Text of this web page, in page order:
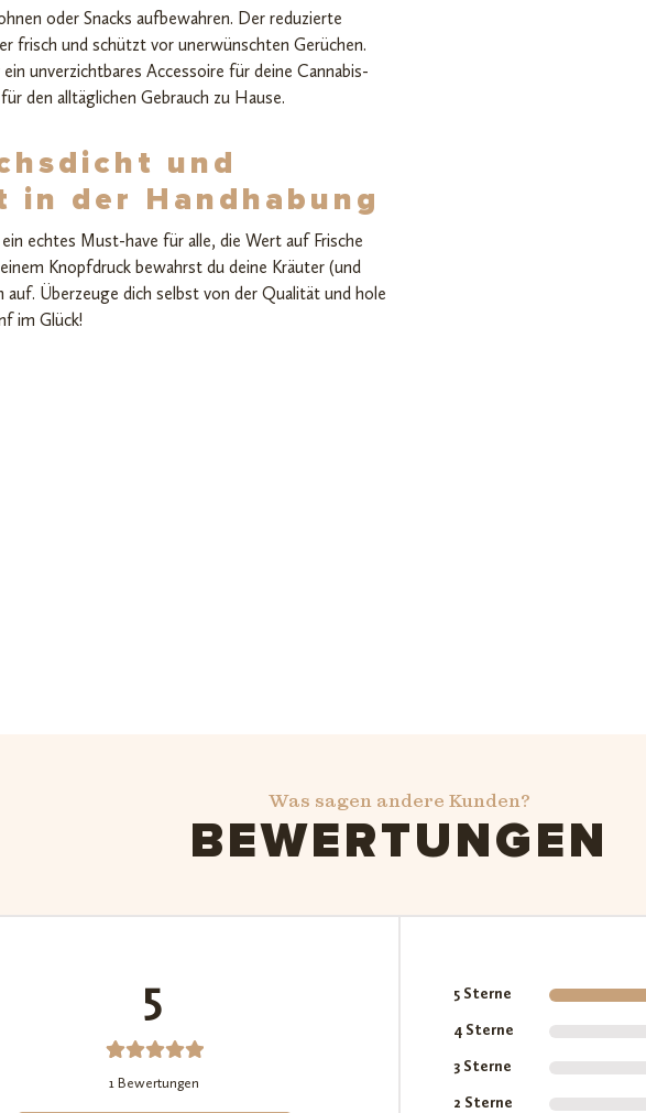
oder Snacks aufbewahren. Der reduzierte
frisch und schützt vor unerwünschten Gerüchen.
unverzichtbares Accessoire für deine Cannabis-
den alltäglichen Gebrauch zu Hause.
und
in der Handhabung
echtes Must-have für alle, die Wert auf Frische
Knopfdruck bewahrst du deine Kräuter (und
auf. Überzeuge dich selbst von der Qualität und hole
im Glück!
Was sagen andere Kunden?
BEWERTUNGEN
5
Bewerte
1 Bewertungen
5 Sterne
4 Sterne
3 Sterne
2 Sterne